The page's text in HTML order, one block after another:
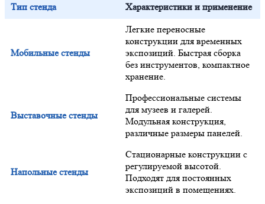
Тип стенда Характеристики и применение
Мобильные стенды
Легкие переносные
конструкции для временных
экспозиций. Быстрая сборка
без инструментов, компактное
хранение.
Выставочные стенды
Профессиональные системы
для музеев и галерей.
Модульная конструкция,
различные размеры панелей.
Напольные стенды
Стационарные конструкции с
регулируемой высотой.
Подходят для постоянных
экспозиций в помещениях.